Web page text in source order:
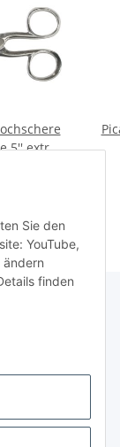
Sie den
YouTube,
ändern
finden
5'' extra